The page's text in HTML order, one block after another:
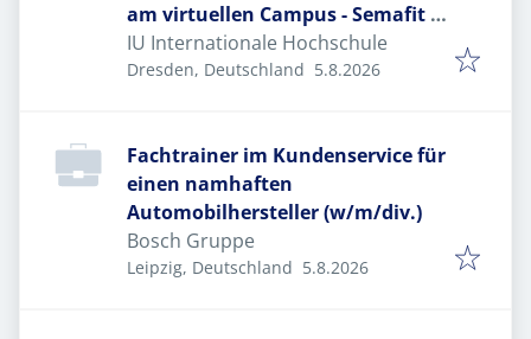
am virtuellen Campus - Semafit &
Gesund GmbH
IU Internationale Hochschule
Dresden, Deutschland Veröffentlicht
5.8.2026
Fachtrainer im Kundenservice für
einen namhaften
Automobilhersteller (w/m/div.)
Bosch Gruppe
Leipzig, Deutschland Veröffentlicht
5.8.2026